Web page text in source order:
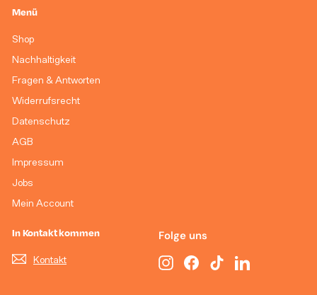
Menü
Shop
Nachhaltigkeit
Fragen & Antworten
Widerrufsrecht
Datenschutz
AGB
Impressum
Jobs
Mein Account
In Kontakt kommen
Kontakt
Folge uns
InstagramFacebookTikTokLinkedIn